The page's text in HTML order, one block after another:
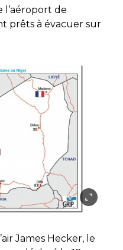
l’aéroport de
prêts à évacuer sur
James Hecker, le